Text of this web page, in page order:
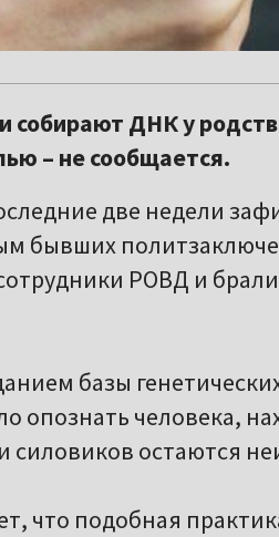
собирают ДНК у
– не сообщается.
две недели
бывших
РОВД и
базы
опознать человека,
силовиков остаются
что подобная